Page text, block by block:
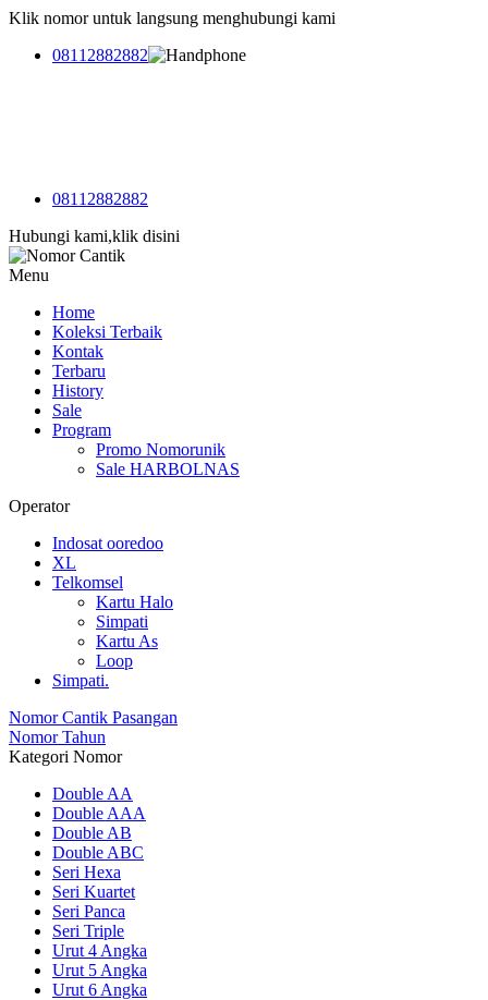
Klik nomor untuk langsung menghubungi kami
08112882882
08112882882
Hubungi kami,klik disini
Menu
Home
Koleksi Terbaik
Kontak
Terbaru
History
Sale
Program
Promo Nomorunik
Sale HARBOLNAS
Operator
Indosat ooredoo
XL
Telkomsel
Kartu Halo
Simpati
Kartu As
Loop
Simpati.
Nomor Cantik Pasangan
Nomor Tahun
Kategori Nomor
Double AA
Double AAA
Double AB
Double ABC
Seri Hexa
Seri Kuartet
Seri Panca
Seri Triple
Urut 4 Angka
Urut 5 Angka
Urut 6 Angka